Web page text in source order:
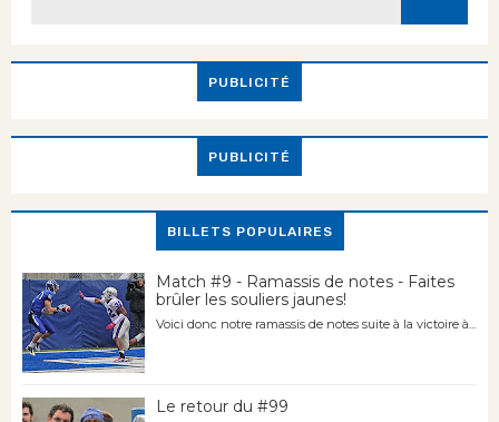
PUBLICITÉ
PUBLICITÉ
BILLETS POPULAIRES
Match #9 - Ramassis de notes - Faites
brûler les souliers jaunes!
Voici donc notre ramassis de notes suite à la victoire à...
Le retour du #99